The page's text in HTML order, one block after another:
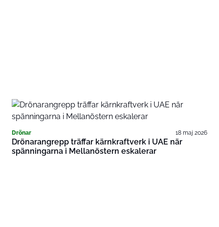
Drönar 18 maj 2026
Drönarangrepp träffar kärnkraftverk i UAE när
spänningarna i Mellanöstern eskalerar